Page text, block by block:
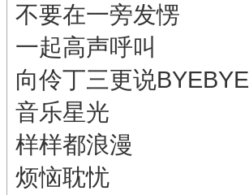
不要在一旁发愣
一起高声呼叫
向伶丁三更说BYEBYE
音乐星光
样样都浪漫
烦恼耽忧